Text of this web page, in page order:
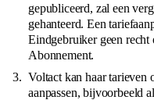
gepubliceerd, zal een
gehanteerd. Een
Eindgebruiker geen recht
Abonnement.
Voltact kan haar tarieven
aanpassen, bijvoorbeeld